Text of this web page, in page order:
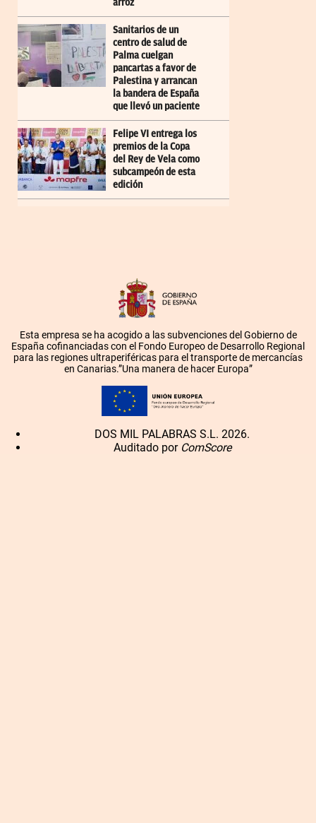
arroz
Sanitarios de un
centro de salud de
Palma cuelgan
pancartas a favor de
Palestina y arrancan
la bandera de España
que llevó un paciente
Felipe VI entrega los
premios de la Copa
del Rey de Vela como
subcampeón de esta
edición
Esta empresa se ha acogido a las subvenciones del Gobierno de
España cofinanciadas con el Fondo Europeo de Desarrollo Regional
para las regiones ultraperiféricas para el transporte de mercancías
en Canarias.”Una manera de hacer Europa”
DOS MIL PALABRAS S.L. 2026.
Auditado por ComScore